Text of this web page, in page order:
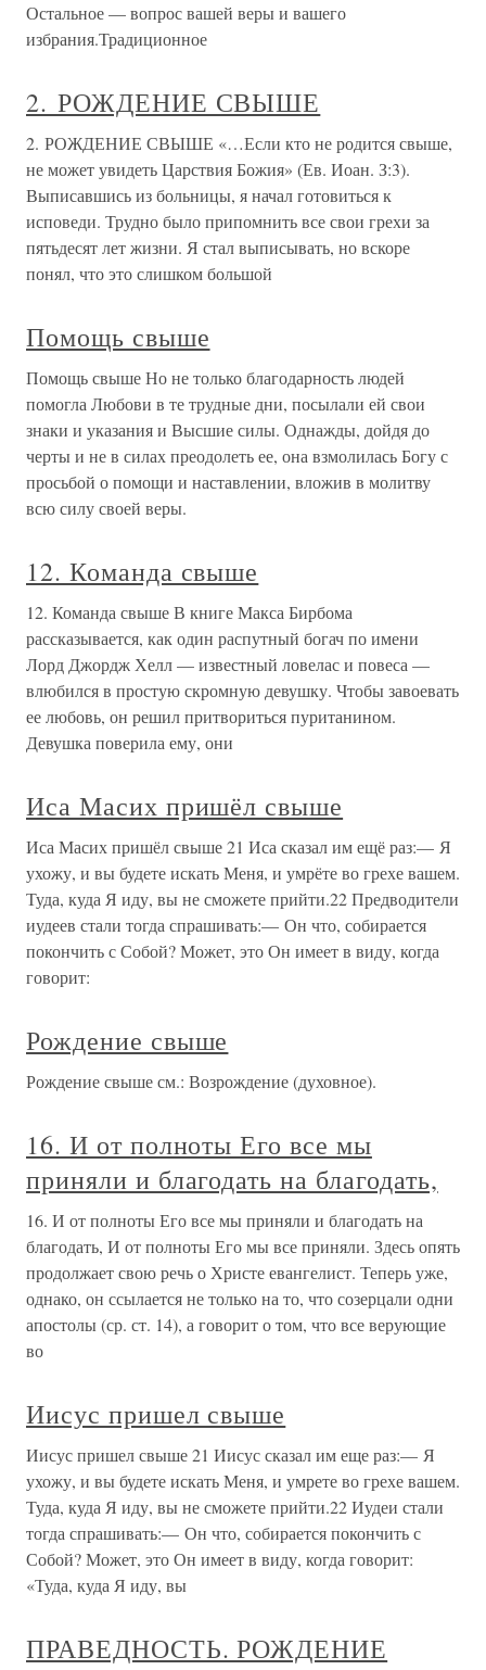
Остальное — вопрос вашей веры и вашего
избрания.Традиционное
2. РОЖДЕНИЕ СВЫШЕ
2. РОЖДЕНИЕ СВЫШЕ «…Если кто не родится свыше,
не может увидеть Царствия Божия» (Ев. Иоан. З:3).
Выписавшись из больницы, я начал готовиться к
исповеди. Трудно было припомнить все свои грехи за
пятьдесят лет жизни. Я стал выписывать, но вскоре
понял, что это слишком большой
Помощь свыше
Помощь свыше Но не только благодарность людей
помогла Любови в те трудные дни, посылали ей свои
знаки и указания и Высшие силы. Однажды, дойдя до
черты и не в силах преодолеть ее, она взмолилась Богу с
просьбой о помощи и наставлении, вложив в молитву
всю силу своей веры.
12. Команда свыше
12. Команда свыше В книге Макса Бирбома
рассказывается, как один распутный богач по имени
Лорд Джордж Хелл — известный ловелас и повеса —
влюбился в простую скромную девушку. Чтобы завоевать
ее любовь, он решил притвориться пуританином.
Девушка поверила ему, они
Иса Масих пришёл свыше
Иса Масих пришёл свыше 21 Иса сказал им ещё раз:— Я
ухожу, и вы будете искать Меня, и умрёте во грехе вашем.
Туда, куда Я иду, вы не сможете прийти.22 Предводители
иудеев стали тогда спрашивать:— Он что, собирается
покончить с Собой? Может, это Он имеет в виду, когда
говорит:
Рождение свыше
Рождение свыше см.: Возрождение (духовное).
16. И от полноты Его все мы
приняли и благодать на благодать,
16. И от полноты Его все мы приняли и благодать на
благодать, И от полноты Его мы все приняли. Здесь опять
продолжает свою речь о Христе евангелист. Теперь уже,
однако, он ссылается не только на то, что созерцали одни
апостолы (ср. ст. 14), а говорит о том, что все верующие
во
Иисус пришел свыше
Иисус пришел свыше 21 Иисус сказал им еще раз:— Я
ухожу, и вы будете искать Меня, и умрете во грехе вашем.
Туда, куда Я иду, вы не сможете прийти.22 Иудеи стали
тогда спрашивать:— Он что, собирается покончить с
Собой? Может, это Он имеет в виду, когда говорит:
«Туда, куда Я иду, вы
ПРАВЕДНОСТЬ. РОЖДЕНИЕ